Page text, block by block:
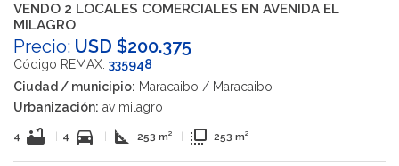
VENDO 2 LOCALES COMERCIALES EN AVENIDA EL
MILAGRO
Precio: USD $200.375
Código REMAX: 335948
Ciudad / municipio: Maracaibo / Maracaibo
Urbanización: av milagro
4 bathtub 4 directions_car square_foot 253 m² flip_to_front 253 m²